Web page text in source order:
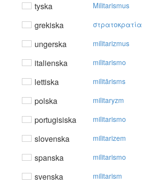
tyska Militarismus
grekiska στρατoκρατία
ungerska militarizmus
italienska militarismo
lettiska militārisms
polska militaryzm
portugisiska militarismo
slovenska militarizem
spanska militarismo
svenska militarism